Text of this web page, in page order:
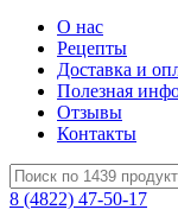
О нас
Рецепты
Доставка и
Полезная
Отзывы
Контакты
8 (4822) 47-50-17